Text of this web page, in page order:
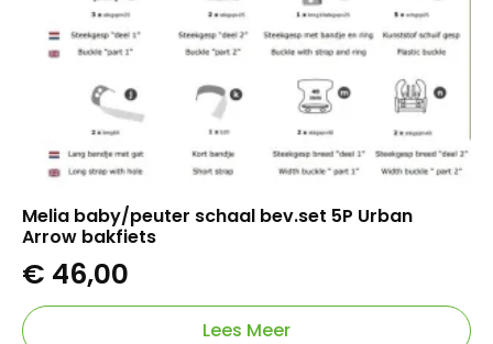
Melia baby/peuter schaal bev.set 5P Urban
Arrow bakfiets
€ 46,00
Lees Meer